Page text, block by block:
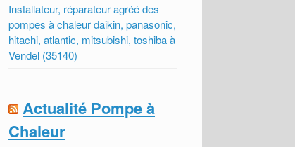
Installateur, réparateur agréé des
pompes à chaleur daikin, panasonic,
hitachi, atlantic, mitsubishi, toshiba à
Vendel (35140)
Actualité Pompe à
Chaleur